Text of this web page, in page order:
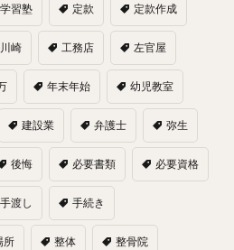
学習塾 定款 定款作成
川崎 工務店 左官屋
年末年始 幼児教室
建設業 弁護士 弥生
後悔 必要書類 必要資格
手渡し 手続き
所 整体 整骨院